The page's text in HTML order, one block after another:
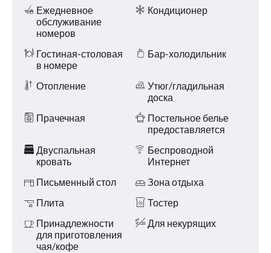
и услуги
Ежедневное
обслуживание
номеров
Кондиционер
Гостиная-столовая
в номере
Бар-холодильник
Отопление
Утюг/гладильная
доска
Прачечная
Постельное белье
предоставляется
Двуспальная
кровать
Беспроводной
Интернет
Письменный стол
Зона отдыха
Плита
Тостер
Принадлежности
для приготовления
чая/кофе
Для некурящих